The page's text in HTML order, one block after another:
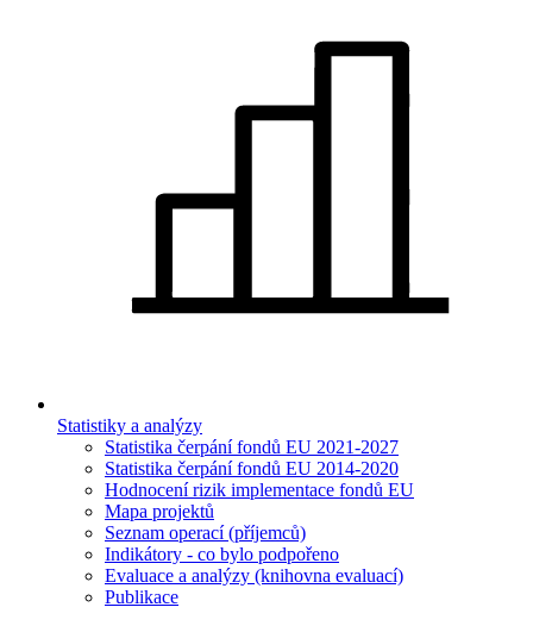
Statistiky a analýzy
Statistika čerpání fondů EU 2021-2027
Statistika čerpání fondů EU 2014-2020
Hodnocení rizik implementace fondů EU
Mapa projektů
Seznam operací (příjemců)
Indikátory - co bylo podpořeno
Evaluace a analýzy (knihovna evaluací)
Publikace